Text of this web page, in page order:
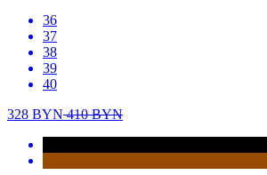
36
37
38
39
40
328 BYN410BYN